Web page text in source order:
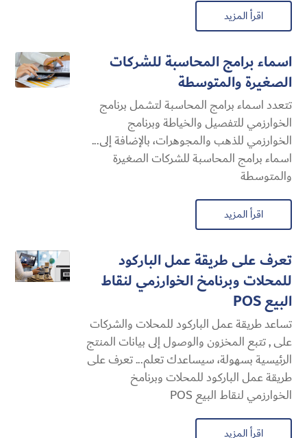
اقرأ المزيد
اسماء برامج المحاسبة للشركات
الصغيرة والمتوسطة
تتعدد اسماء برامج المحاسبة لتشمل برنامج
الخوارزمي للتفصيل والخياطة وبرنامج
الخوارزمي للذهب والمجوهرات، بالإضافة إلى...
اسماء برامج المحاسبة للشركات الصغيرة
والمتوسطة
اقرأ المزيد
تعرف على طريقة عمل الباركود
للمحلات وبرنامخ الخوارزمي لنقاط
البيع POS
تساعد طريقة عمل الباركود للمحلات والشركات
على , تتبع المخزون والوصول إلى بيانات المنتج
الرئيسية بسهولة، سيساعدك تعلم... تعرف على
طريقة عمل الباركود للمحلات وبرنامخ
الخوارزمي لنقاط البيع POS
اقرأ المزيد